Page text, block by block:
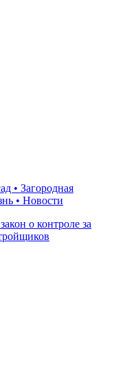
• Загородная
• Новости
о контроле за